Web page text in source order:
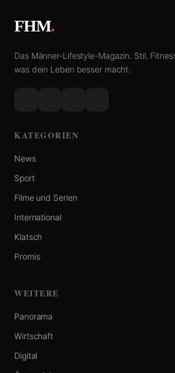
FHM.
Das Männer-Lifestyle-Magazin. Stil,
was dein Leben besser macht.
KATEGORIEN
News
Sport
Filme und Serien
International
Klatsch
Promis
WEITERE
Panorama
Wirtschaft
Digital